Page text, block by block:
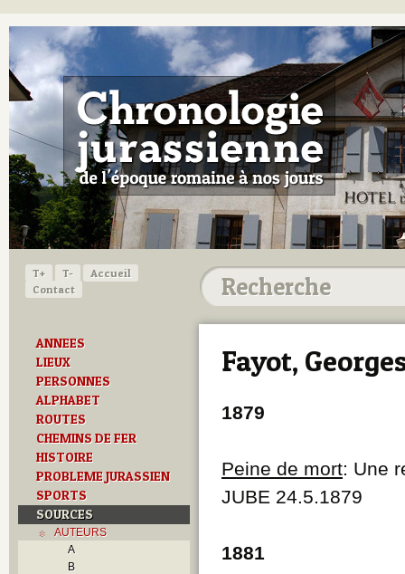
T+ T-
Accueil
Contact
ANNEES
LIEUX
PERSONNES
ALPHABET
ROUTES
CHEMINS DE FER
HISTOIRE
PROBLEME JURASSIEN
SPORTS
SOURCES
AUTEURS
A
B
Fayot,
1879
Peine de mort: Une
JUBE 24.5.1879
1881